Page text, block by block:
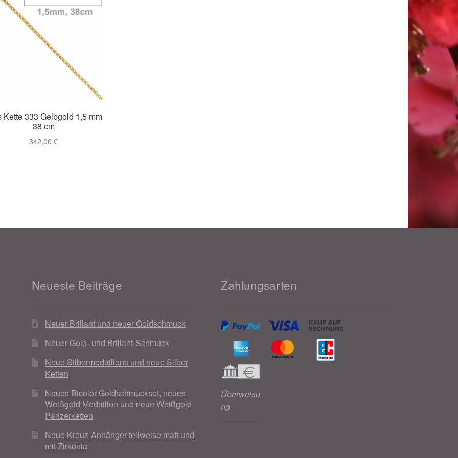
Kette 333 Gelbgold 1,5 mm
38 cm
342,00€
Neueste Beiträge
Neuer Brillant und neuer Goldschmuck
Neuer Gold- und Brillant-Schmuck
Neue Silbermedaillons und neue Silber
Ketten
Neues Bicolor Goldschmuckset, neues
Weißgold Medaillon und neue Weißgold
Panzerketten
Neue Kreuz-Anhänger teilweise matt und
mit Zirkonia
Zahlungsarten
Überweisu
ng